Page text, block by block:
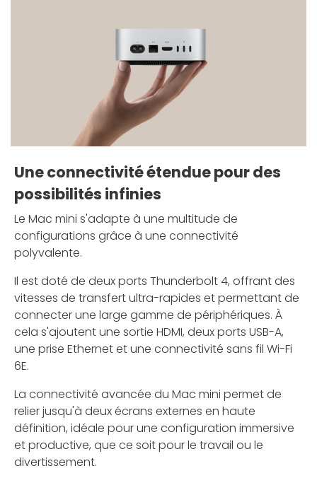
Une connectivité étendue pour des
possibilités infinies
Le Mac mini s'adapte à une multitude de
configurations grâce à une connectivité
polyvalente.
Il est doté de deux ports Thunderbolt 4, offrant des
vitesses de transfert ultra-rapides et permettant de
connecter une large gamme de périphériques. À
cela s'ajoutent une sortie HDMI, deux ports USB-A,
une prise Ethernet et une connectivité sans fil Wi-Fi
6E.
La connectivité avancée du Mac mini permet de
relier jusqu'à deux écrans externes en haute
définition, idéale pour une configuration immersive
et productive, que ce soit pour le travail ou le
divertissement.